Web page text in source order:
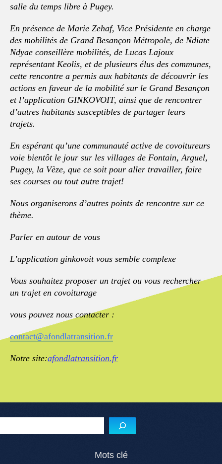
salle du temps libre à Pugey.
En présence de Marie Zehaf, Vice Présidente en charge
des mobilités de Grand Besançon Métropole, de Ndiate
Ndyae conseillère mobilités, de Lucas Lajoux
représentant Keolis, et de plusieurs élus des communes,
cette rencontre a permis aux habitants de découvrir les
actions en faveur de la mobilité sur le Grand Besançon
et l’application GINKOVOIT, ainsi que de rencontrer
d’autres habitants susceptibles de partager leurs
trajets.
En espérant qu’une communauté active de covoitureurs
voie bientôt le jour sur les villages de Fontain, Arguel,
Pugey, la Vèze, que ce soit pour aller travailler, faire
ses courses ou tout autre trajet!
Nous organiserons d’autres points de rencontre sur ce
thème.
Parler en autour de vous
L’application ginkovoit vous semble complexe
Vous souhaitez proposer un trajet ou vous rechercher
un trajet en covoiturage
vous pouvez nous contacter :
contact@afondlatransition.fr
Notre site:afondlatransition.fr
Menu de l'article
Mots clé